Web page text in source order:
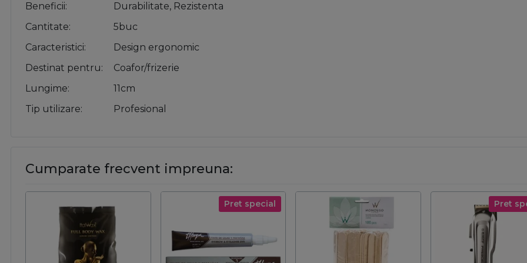
Beneficii
Durabilitate, Rezistenta
Cantitate
5buc
Caracteristici
Design ergonomic
Destinat pentru
Coafor/frizerie
Lungime
11cm
Tip utilizare
Profesional
Cumparate frecvent impreuna:
Pret special Pret